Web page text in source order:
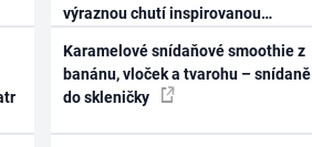
výraznou chutí inspirovanou
Karamelové snídaňové smoothie z
banánu, vloček a tvarohu – snídaně
do skleničky